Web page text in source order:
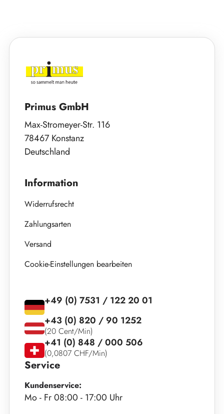
Primus GmbH
Max-Stromeyer-Str. 116
78467 Konstanz
Deutschland
Information
Widerrufsrecht
Zahlungsarten
Versand
Cookie-Einstellungen bearbeiten
Service
Kundenservice:
Mo - Fr 08:00 - 17:00 Uhr
+49 (0) 7531 / 122 20 01
+43 (0) 820 / 90 1252
(20 Cent/Min)
+41 (0) 848 / 000 506
(0,0807 CHF/Min)